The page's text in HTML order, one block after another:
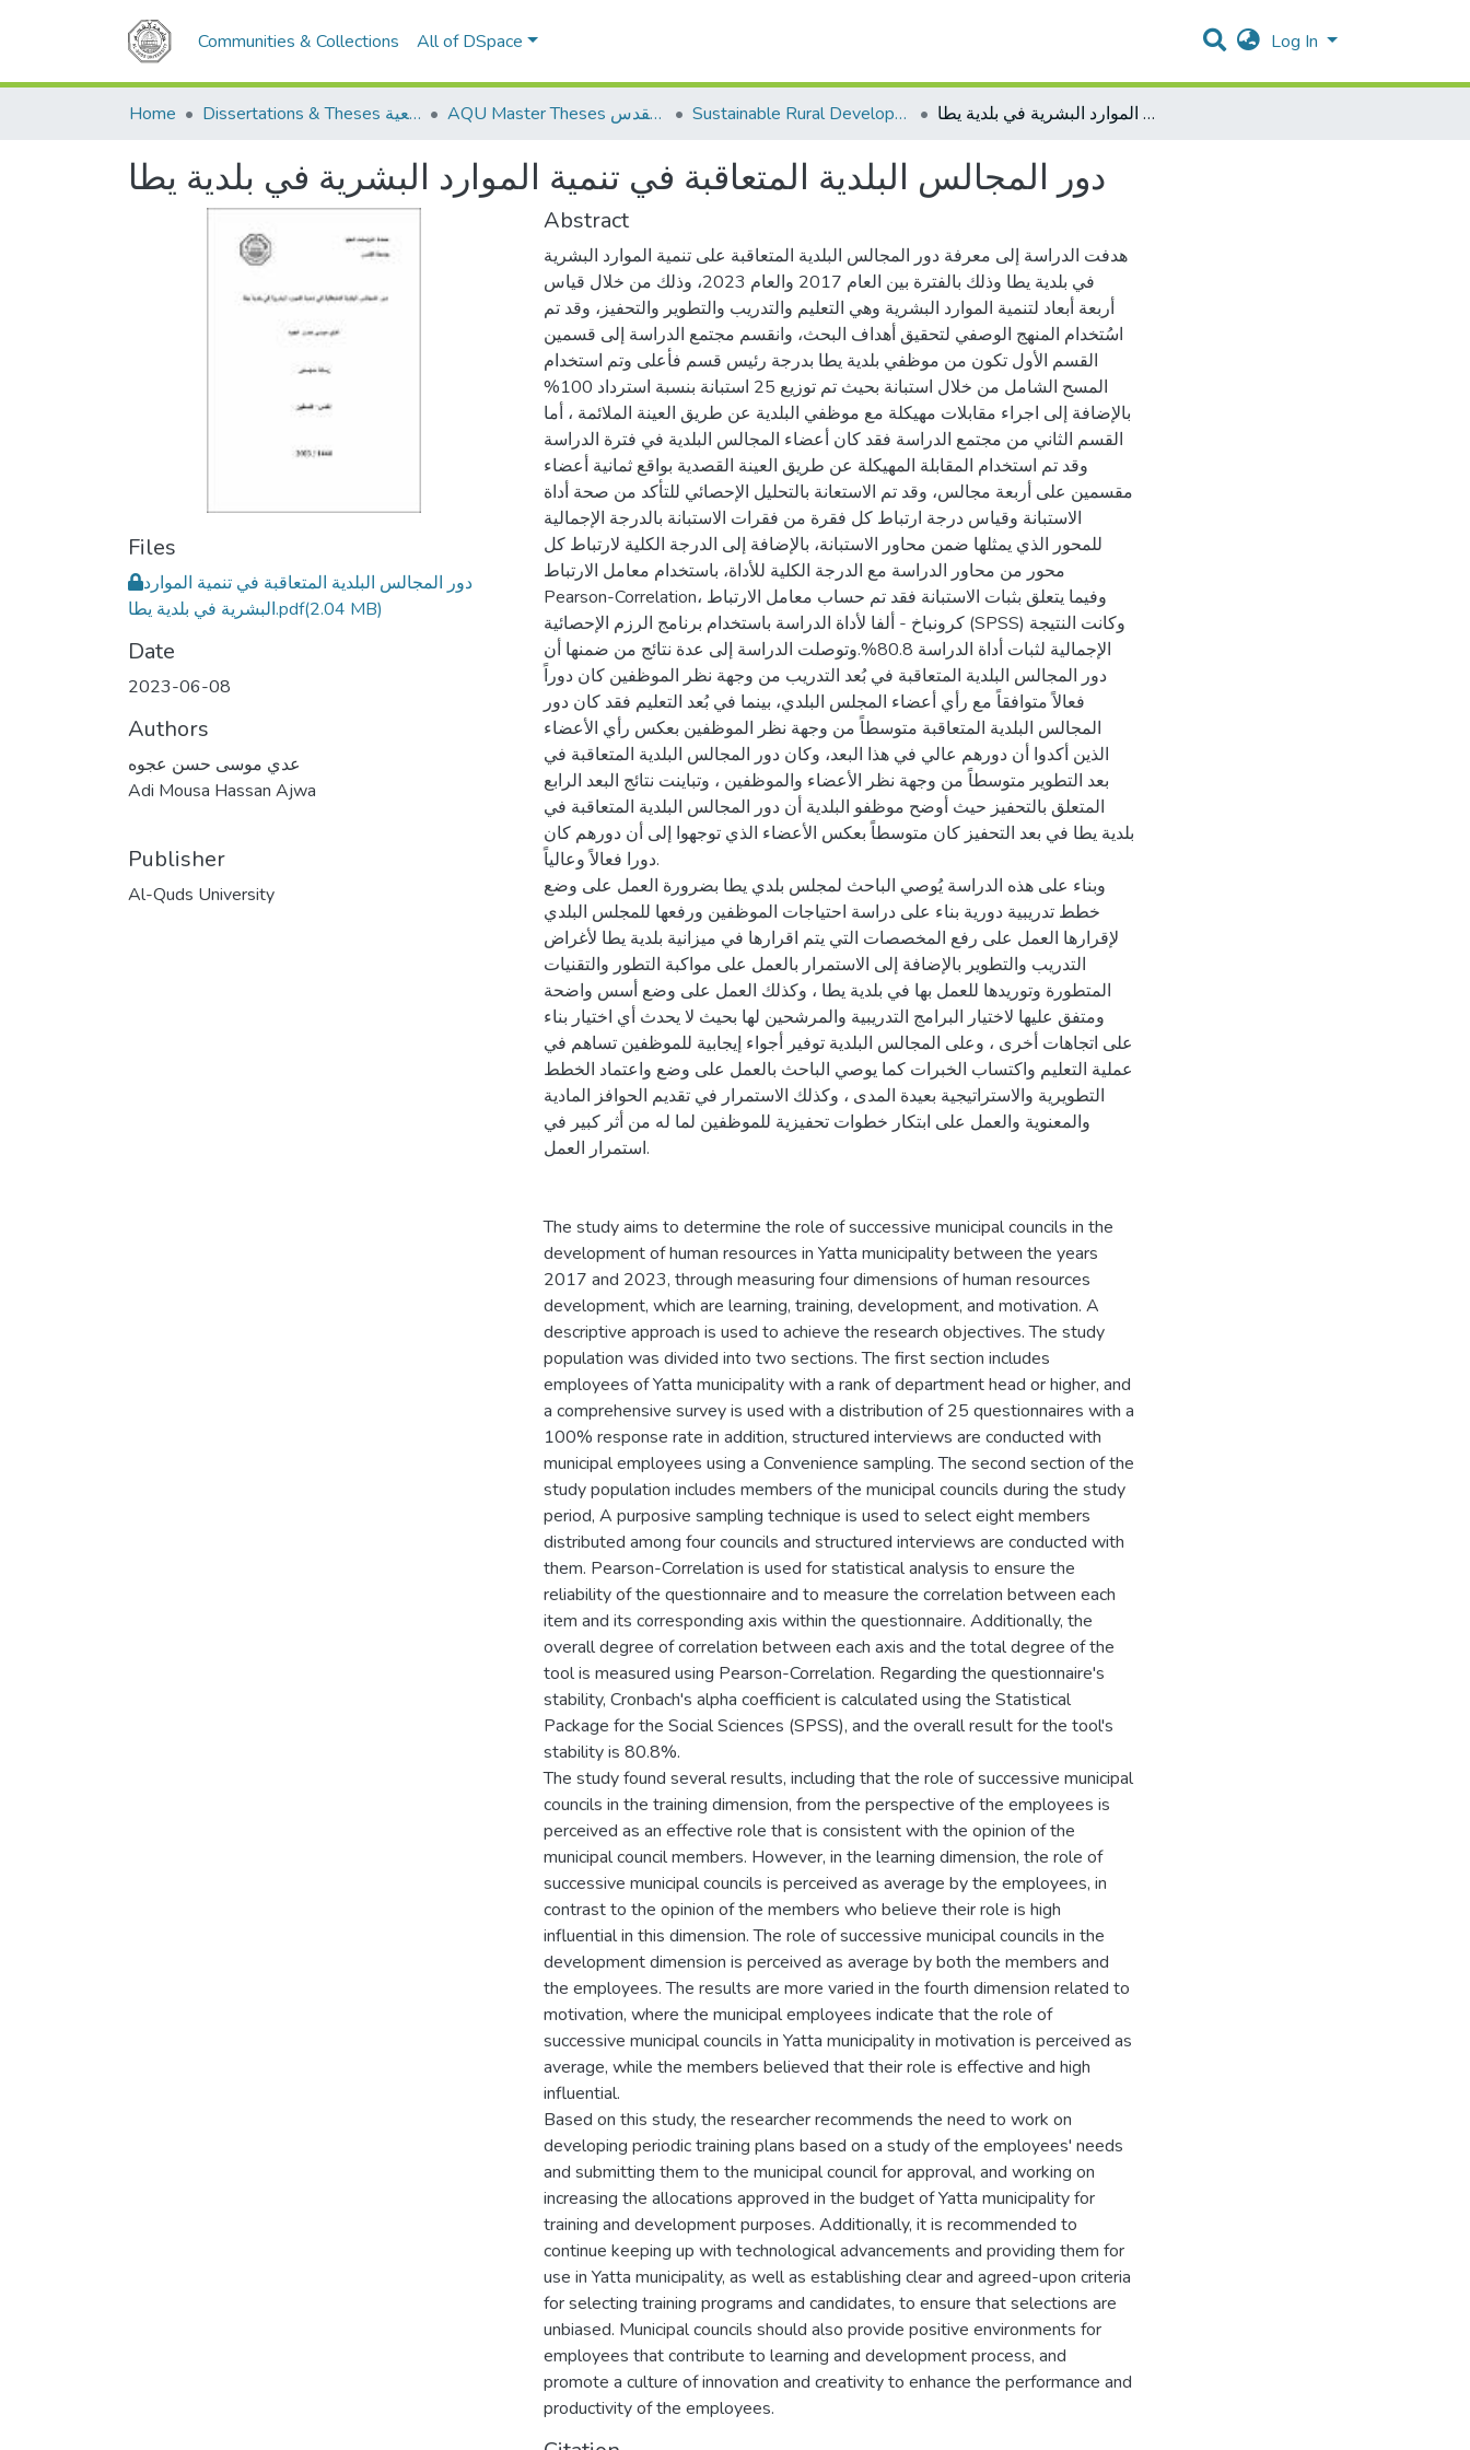
Communities & Collections All of DSpace Log In
Home Dissertations & Theses الرسائل الجامعية AQU Master Theses الرسائل الجامعية الخاصة بجامعة القدس Sustainable Rural Development التنمية الريفية المستدامة دور المجالس البلدية المتعاقبة في تنمية الموارد البشرية في بلدية يطا
دور المجالس البلدية المتعاقبة في تنمية الموارد البشرية في بلدية يطا
Files
دور المجالس البلدية المتعاقبة في تنمية الموارد
البشرية في بلدية يطا.pdf(2.04 MB)
Date
2023-06-08
Authors
عدي موسى حسن عجوه
Adi Mousa Hassan Ajwa
Publisher
Al-Quds University
Abstract
هدفت الدراسة إلى معرفة دور المجالس البلدية المتعاقبة على تنمية الموارد البشرية
في بلدية يطا وذلك بالفترة بين العام 2017 والعام 2023، وذلك من خلال قياس
أربعة أبعاد لتنمية الموارد البشرية وهي التعليم والتدريب والتطوير والتحفيز، وقد تم
اسُتخدام المنهج الوصفي لتحقيق أهداف البحث، وانقسم مجتمع الدراسة إلى قسمين
القسم الأول تكون من موظفي بلدية يطا بدرجة رئيس قسم فأعلى وتم استخدام
المسح الشامل من خلال استبانة بحيث تم توزيع 25 استبانة بنسبة استرداد 100%
بالإضافة إلى اجراء مقابلات مهيكلة مع موظفي البلدية عن طريق العينة الملائمة ، أما
القسم الثاني من مجتمع الدراسة فقد كان أعضاء المجالس البلدية في فترة الدراسة
وقد تم استخدام المقابلة المهيكلة عن طريق العينة القصدية بواقع ثمانية أعضاء
مقسمين على أربعة مجالس، وقد تم الاستعانة بالتحليل الإحصائي للتأكد من صحة أداة
الاستبانة وقياس درجة ارتباط كل فقرة من فقرات الاستبانة بالدرجة الإجمالية
للمحور الذي يمثلها ضمن محاور الاستبانة، بالإضافة إلى الدرجة الكلية لارتباط كل
محور من محاور الدراسة مع الدرجة الكلية للأداة، باستخدام معامل الارتباط
Pearson-Correlation، وفيما يتعلق بثبات الاستبانة فقد تم حساب معامل الارتباط
كرونباخ - ألفا لأداة الدراسة باستخدام برنامج الرزم الإحصائية (SPSS) وكانت النتيجة
الإجمالية لثبات أداة الدراسة 80.8%.وتوصلت الدراسة إلى عدة نتائج من ضمنها أن
دور المجالس البلدية المتعاقبة في بُعد التدريب من وجهة نظر الموظفين كان دوراً
فعالاً متوافقاً مع رأي أعضاء المجلس البلدي، بينما في بُعد التعليم فقد كان دور
المجالس البلدية المتعاقبة متوسطاً من وجهة نظر الموظفين بعكس رأي الأعضاء
الذين أكدوا أن دورهم عالي في هذا البعد، وكان دور المجالس البلدية المتعاقبة في
بعد التطوير متوسطاً من وجهة نظر الأعضاء والموظفين ، وتباينت نتائج البعد الرابع
المتعلق بالتحفيز حيث أوضح موظفو البلدية أن دور المجالس البلدية المتعاقبة في
بلدية يطا في بعد التحفيز كان متوسطاً بعكس الأعضاء الذي توجهوا إلى أن دورهم كان
دورا فعالاً وعالياً.
وبناء على هذه الدراسة يُوصي الباحث لمجلس بلدي يطا بضرورة العمل على وضع
خطط تدريبية دورية بناء على دراسة احتياجات الموظفين ورفعها للمجلس البلدي
لإقرارها العمل على رفع المخصصات التي يتم اقرارها في ميزانية بلدية يطا لأغراض
التدريب والتطوير بالإضافة إلى الاستمرار بالعمل على مواكبة التطور والتقنيات
المتطورة وتوريدها للعمل بها في بلدية يطا ، وكذلك العمل على وضع أسس واضحة
ومتفق عليها لاختيار البرامج التدريبية والمرشحين لها بحيث لا يحدث أي اختيار بناء
على اتجاهات أخرى ، وعلى المجالس البلدية توفير أجواء إيجابية للموظفين تساهم في
عملية التعليم واكتساب الخبرات كما يوصي الباحث بالعمل على وضع واعتماد الخطط
التطويرية والاستراتيجية بعيدة المدى ، وكذلك الاستمرار في تقديم الحوافز المادية
والمعنوية والعمل على ابتكار خطوات تحفيزية للموظفين لما له من أثر كبير في
استمرار العمل.
The study aims to determine the role of successive municipal councils in the
development of human resources in Yatta municipality between the years
2017 and 2023, through measuring four dimensions of human resources
development, which are learning, training, development, and motivation. A
descriptive approach is used to achieve the research objectives. The study
population was divided into two sections. The first section includes
employees of Yatta municipality with a rank of department head or higher, and
a comprehensive survey is used with a distribution of 25 questionnaires with a
100% response rate in addition, structured interviews are conducted with
municipal employees using a Convenience sampling. The second section of the
study population includes members of the municipal councils during the study
period, A purposive sampling technique is used to select eight members
distributed among four councils and structured interviews are conducted with
them. Pearson-Correlation is used for statistical analysis to ensure the
reliability of the questionnaire and to measure the correlation between each
item and its corresponding axis within the questionnaire. Additionally, the
overall degree of correlation between each axis and the total degree of the
tool is measured using Pearson-Correlation. Regarding the questionnaire's
stability, Cronbach's alpha coefficient is calculated using the Statistical
Package for the Social Sciences (SPSS), and the overall result for the tool's
stability is 80.8%.
The study found several results, including that the role of successive municipal
councils in the training dimension, from the perspective of the employees is
perceived as an effective role that is consistent with the opinion of the
municipal council members. However, in the learning dimension, the role of
successive municipal councils is perceived as average by the employees, in
contrast to the opinion of the members who believe their role is high
influential in this dimension. The role of successive municipal councils in the
development dimension is perceived as average by both the members and
the employees. The results are more varied in the fourth dimension related to
motivation, where the municipal employees indicate that the role of
successive municipal councils in Yatta municipality in motivation is perceived as
average, while the members believed that their role is effective and high
influential.
Based on this study, the researcher recommends the need to work on
developing periodic training plans based on a study of the employees' needs
and submitting them to the municipal council for approval, and working on
increasing the allocations approved in the budget of Yatta municipality for
training and development purposes. Additionally, it is recommended to
continue keeping up with technological advancements and providing them for
use in Yatta municipality, as well as establishing clear and agreed-upon criteria
for selecting training programs and candidates, to ensure that selections are
unbiased. Municipal councils should also provide positive environments for
employees that contribute to learning and development process, and
promote a culture of innovation and creativity to enhance the performance and
productivity of the employees.